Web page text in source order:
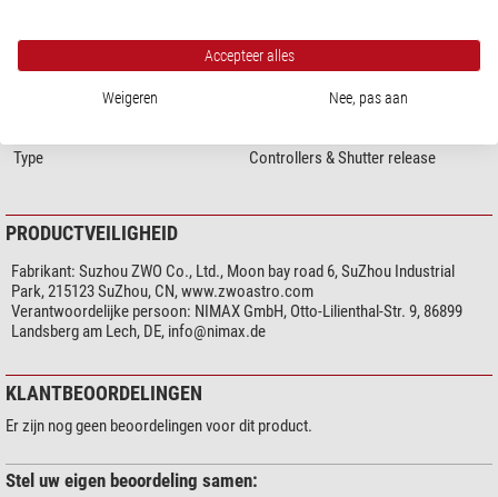
Live stacking
en nog veel meer!
ASIAIR PLUS is dederde generatie
van de ASIAIR. ASIAIR wordt door ZWO
de bekende betrouwbaarheid, door interessante innovaties:
bereik vergroot;
Vier nieuw toegevoegde displays voor de 12 V DC-uitgangen. Hiermee
kunt u de stroomstatus controleren en het verbruik in realtime bewaken.
Nieuwe USB-C-aansluiting, waarmee u de ASIAIR Plus rechtstreeks op
de computer kunt aansluiten om de gegevens over te dragen, in plaats
van via de SD-kaart en een kaartlezer.
aluminium en CNC-gefreesd, waardoor het instrument nog robuuster en
duurzamer is.
Nog betere bedrijfszekerheid - ASIAIR OS draait op een eMMC-
herkent het systeem fouten automatisch en herstelt zichzelf.
Uitwendige afmetingen LxBxH (mm) 100x70x26,5
Type
Controllers & Shutter release
PRODUCTVEILIGHEID
Fabrikant: Suzhou ZWO Co., Ltd., Moon bay road 6, SuZhou Industrial
Park, 215123 SuZhou, CN, www.zwoastro.com
Verantwoordelijke persoon: NIMAX GmbH, Otto-Lilienthal-Str. 9, 86899
Landsberg am Lech, DE, info@nimax.de
KLANTBEOORDELINGEN
Er zijn nog geen beoordelingen voor dit product.
Stel uw eigen beoordeling samen:
Accepteer alles
Weigeren Nee, pas aan